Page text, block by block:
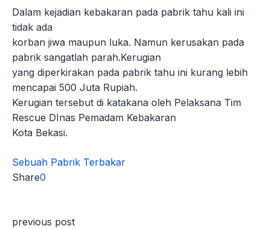
Dalam kejadian kebakaran pada pabrik tahu kali ini
tidak ada
korban jiwa maupun luka. Namun kerusakan pada
pabrik sangatlah parah.Kerugian
yang diperkirakan pada pabrik tahu ini kurang lebih
mencapai 500 Juta Rupiah.
Kerugian tersebut di katakana oleh Pelaksana Tim
Rescue DInas Pemadam Kebakaran
Kota Bekasi.
Sebuah Pabrik Terbakar
Share0
previous post